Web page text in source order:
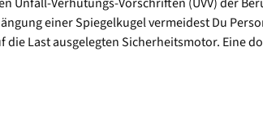
einer Spiegelkugel vermeidest Du
Last ausgelegten Sicherheitsmotor. Eine